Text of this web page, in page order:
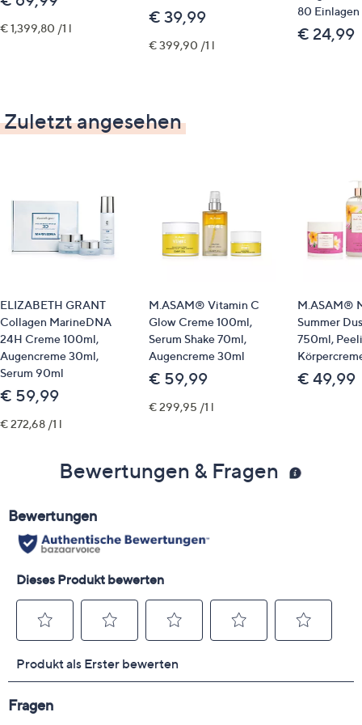
€ 1,399,80 /1 l
€ 39,99
€ 399,90 /1 l
80 Einlagen
€ 24,99
Zuletzt angesehen
ELIZABETH GRANT
Collagen MarineDNA
24H Creme 100ml,
Augencreme 30ml,
Serum 90ml
€ 59,99
€ 272,68 /1 l
M.ASAM® Vitamin C
Glow Creme 100ml,
Serum Shake 70ml,
Augencreme 30ml
€ 59,99
€ 299,95 /1 l
M.ASAM®
Summer
750ml,
€ 49,99
Bewertungen & Fragen